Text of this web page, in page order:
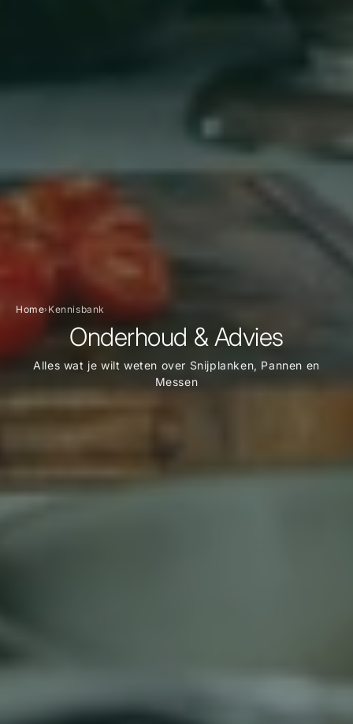
Home› Kennisbank
Onderhoud & Advies
Alles wat je wilt weten over Snijplanken, Pannen en
Messen